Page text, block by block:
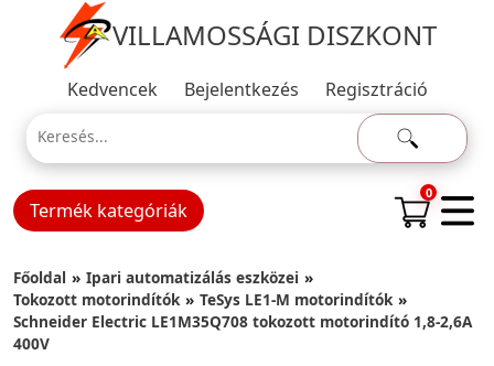
VILLAMOSSÁGI DISZKONT
Kedvencek Bejelentkezés Regisztráció
Termék kategóriák
0
Főoldal
Ipari automatizálás eszközei
Tokozott motorindítók
TeSys LE1-M motorindítók
Schneider Electric LE1M35Q708 tokozott motorindító 1,8-2,6A
400V